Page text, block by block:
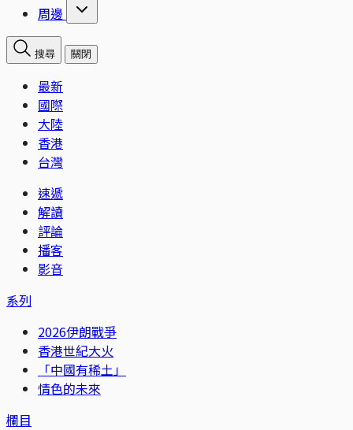
周邊
搜尋 關閉
最新
國際
大陸
香港
台灣
速遞
解讀
評論
播客
影音
系列
2026伊朗戰爭
香港世紀大火
「中國有稀土」
情色的未來
欄目